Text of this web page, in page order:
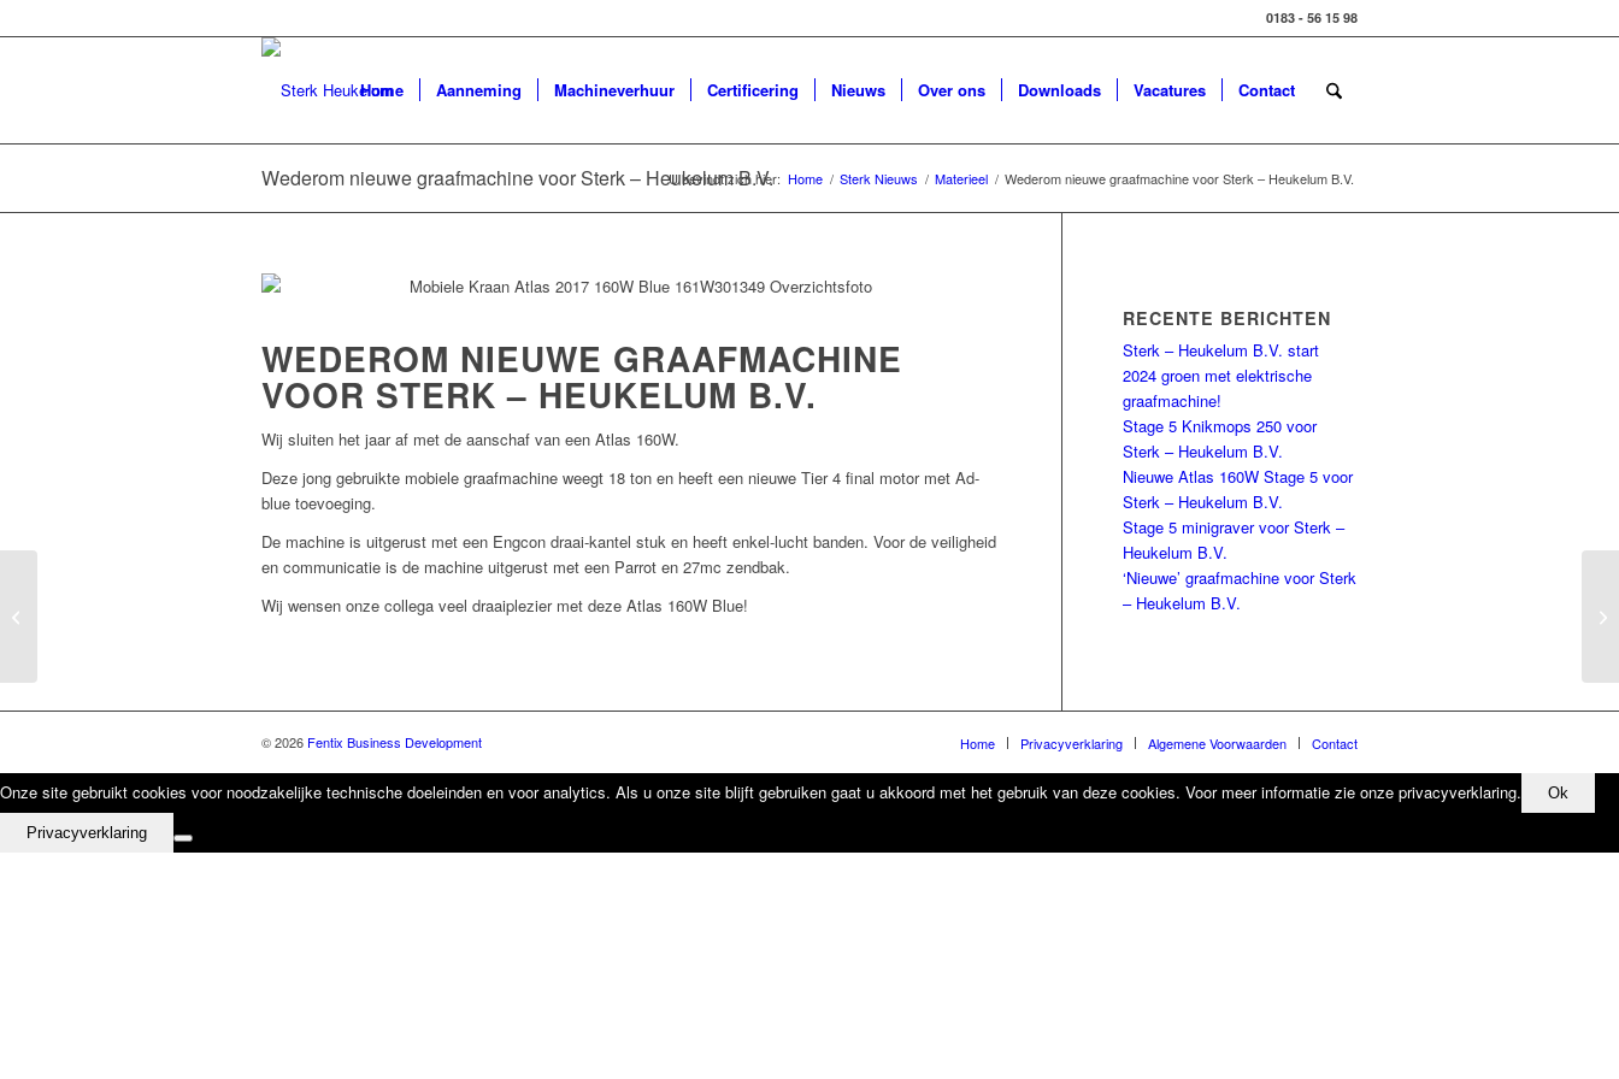
0183 - 56 15 98
Home Aanneming Machineverhuur Certificering Nieuws Over ons Downloads Vacatures Contact
Wederom nieuwe graafmachine voor Sterk – Heukelum B.V.
U bevindt zich hier: Home / Sterk Nieuws / Materieel / Wederom nieuwe graafmachine voor Sterk – Heukelum B.V.
Wederom nieuwe graafmachine
WEDEROM NIEUWE GRAAFMACHINE
VOOR STERK – HEUKELUM B.V.
Wij sluiten het jaar af met de aanschaf van een Atlas 160W.
Deze jong gebruikte mobiele graafmachine weegt 18 ton en heeft een nieuwe Tier 4 final motor met Ad-
blue toevoeging.
De machine is uitgerust met een Engcon draai-kantel stuk en heeft enkel-lucht banden. Voor de veiligheid
en communicatie is de machine uitgerust met een Parrot en 27mc zendbak.
Wij wensen onze collega veel draaiplezier met deze Atlas 160W Blue!
RECENTE BERICHTEN
Sterk – Heukelum B.V. start
2024 groen met elektrische
graafmachine!
Stage 5 Knikmops 250 voor
Sterk – Heukelum B.V.
Nieuwe Atlas 160W Stage 5 voor
Sterk – Heukelum B.V.
Stage 5 minigraver voor Sterk –
Heukelum B.V.
‘Nieuwe’ graafmachine voor Sterk
– Heukelum B.V.
© 2026 Fentix Business Development Home Privacyverklaring Algemene Voorwaarden Contact
Onze site gebruikt cookies voor noodzakelijke technische doeleinden en voor analytics. Als u onze site blijft gebruiken gaat u akkoord met het gebruik van deze cookies. Voor meer informatie zie onze privacyverklaring. Ok
Privacyverklaring